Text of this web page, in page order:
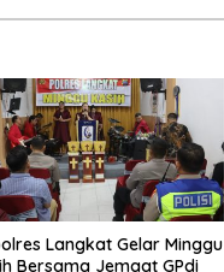
Langkat Gelar Minggu
Bersama Jemaat GPdi